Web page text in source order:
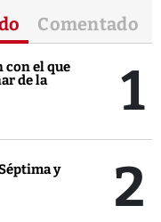
Comentado
con el que
de la
1
y
2